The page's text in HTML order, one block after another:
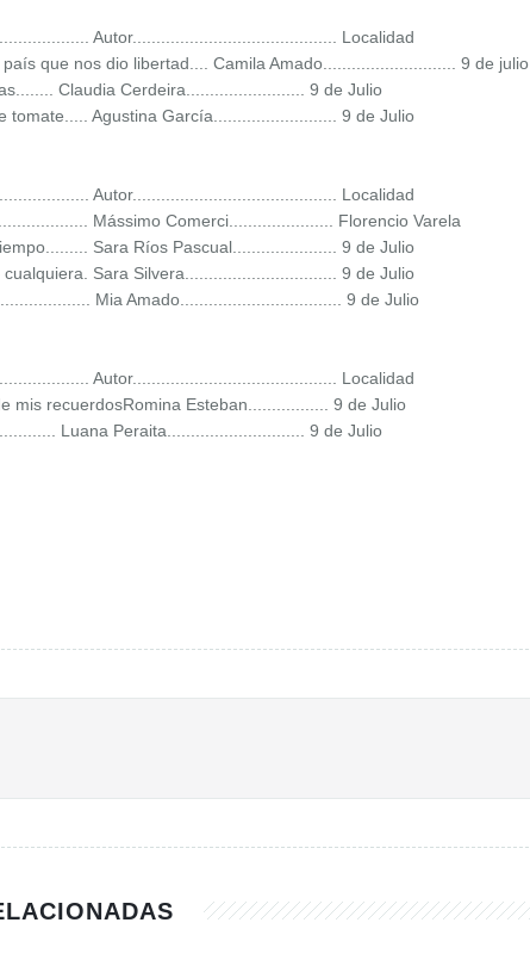
Autor........................................... Localidad
que nos dio libertad.... Camila Amado............................ 9 de julio
Claudia Cerdeira......................... 9 de Julio
tomate..... Agustina García.......................... 9 de Julio
Autor........................................... Localidad
Mássimo Comerci...................... Florencio Varela
Sara Ríos Pascual...................... 9 de Julio
Sara Silvera................................ 9 de Julio
Mia Amado.................................. 9 de Julio
Autor........................................... Localidad
mis recuerdosRomina Esteban................. 9 de Julio
Luana Peraita............................. 9 de Julio